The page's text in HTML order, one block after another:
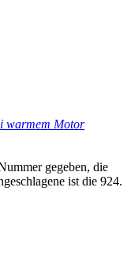
warmem Motor
gegeben, die
ist die 924.